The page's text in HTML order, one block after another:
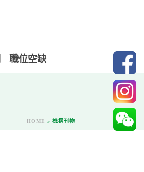
職位空缺
HOME » 機構刊物